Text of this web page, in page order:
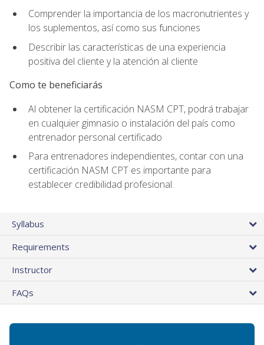
Comprender la importancia de los macronutrientes y
los suplementos, así como sus funciones
Describir las características de una experiencia
positiva del cliente y la atención al cliente
Como te beneficiarás
Al obtener la certificación NASM CPT, podrá trabajar
en cualquier gimnasio o instalación del país como
entrenador personal certificado
Para entrenadores independientes, contar con una
certificación NASM CPT es importante para
establecer credibilidad profesional.
Syllabus
Requirements
Instructor
FAQs